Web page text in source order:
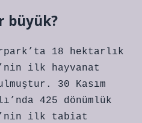
büyük?
18 hektarlık
ilk hayvanat
30 Kasım
425 dönümlük
ilk tabiat